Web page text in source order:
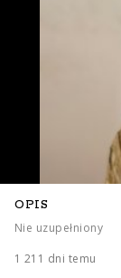
OPIS
Nie uzupełniony
1 211 dni temu